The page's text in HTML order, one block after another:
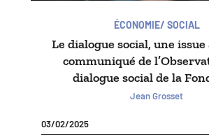
ÉCONOMIE/ SOCIAL
Le dialogue social, une issue
communiqué de
dialogue social de la
Jean Grosset
03/02/2025